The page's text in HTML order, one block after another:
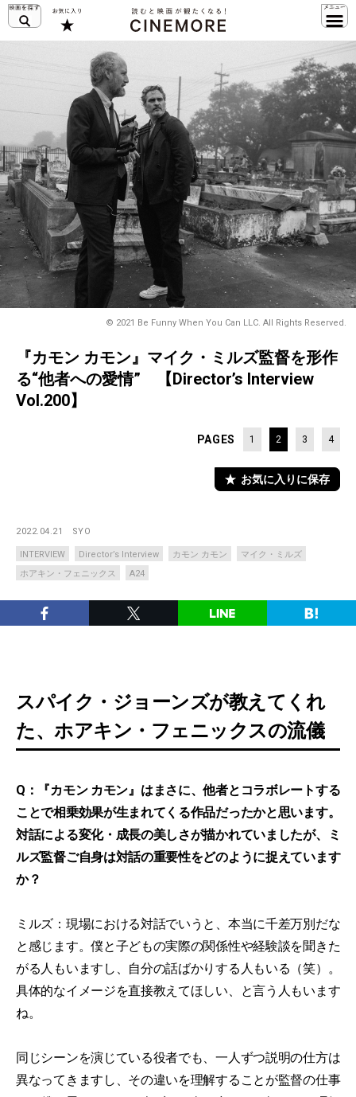
© 2021 Be Funny When You Can LLC. All Rights Reserved.
『カモン カモン』マイク・ミルズ監督を形作
る“他者への愛情” 【Director’s Interview
Vol.200】
PAGES 1 2 3 4
お気に入りに保存
2022.04.21 SYO
INTERVIEW Director’s Interview カモン カモン
マイク・ミルズ
ホアキン・フェニックス
A24
スパイク・ジョーンズが教えてくれ
た、ホアキン・フェニックスの流儀
Q：『カモン カモン』はまさに、他者とコラボレートする
ことで相乗効果が生まれてくる作品だったかと思います。
対話による変化・成長の美しさが描かれていましたが、ミ
ルズ監督ご自身は対話の重要性をどのように捉えています
か？
ミルズ：現場における対話でいうと、本当に千差万別だな
と感じます。僕と子どもの実際の関係性や経験談を聞きた
がる人もいますし、自分の話ばかりする人もいる（笑）。
具体的なイメージを直接教えてほしい、と言う人もいます
ね。
同じシーンを演じている役者でも、一人ずつ説明の仕方は
異なってきますし、その違いを理解することが監督の仕事